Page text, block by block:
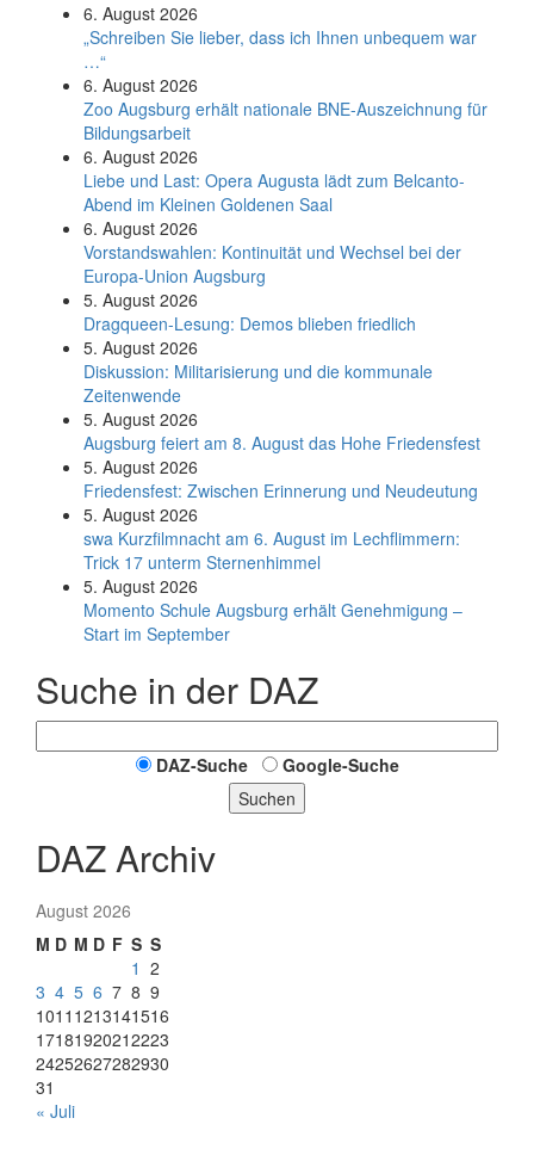
6. August 2026
„Schreiben Sie lieber, dass ich Ihnen unbequem war
…“
6. August 2026
Zoo Augsburg erhält nationale BNE-Auszeichnung für
Bildungsarbeit
6. August 2026
Liebe und Last: Opera Augusta lädt zum Belcanto-
Abend im Kleinen Goldenen Saal
6. August 2026
Vorstandswahlen: Kontinuität und Wechsel bei der
Europa-Union Augsburg
5. August 2026
Dragqueen-Lesung: Demos blieben friedlich
5. August 2026
Diskussion: Mi­li­ta­ri­sie­rung und die kommunale
Zeitenwende
5. August 2026
Augsburg feiert am 8. August das Hohe Friedensfest
5. August 2026
Friedensfest: Zwischen Erinnerung und Neudeutung
5. August 2026
swa Kurz­film­nacht am 6. August im Lech­flim­mern:
Trick 17 unterm Sternen­himmel
5. August 2026
Momento Schule Augsburg erhält Genehmigung –
Start im September
Suche in der DAZ
DAZ-Suche
Google-Suche
Suchen
DAZ Archiv
August 2026
M D M D F S S
1 2
3 4 5 6 7 8 9
1011 1213141516
17181920212223
24252627282930
31
« Juli